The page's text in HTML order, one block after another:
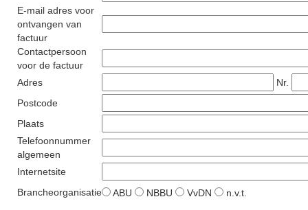
E-mail adres voor
ontvangen van
factuur
Contactpersoon
voor de factuur
Adres
Nr.
Postcode
Plaats
Telefoonnummer
algemeen
Internetsite
Brancheorganisatie
ABU NBBU VvDN n.v.t.